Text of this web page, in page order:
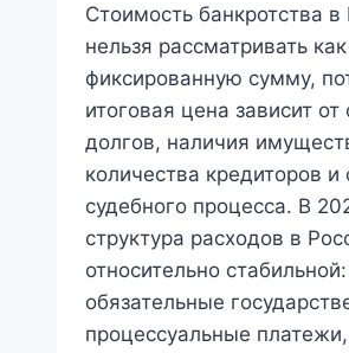
Стоимость банкротства
нельзя рассматривать как
фиксированную сумму,
итоговая цена зависит от
долгов, наличия
количества кредиторов и
судебного процесса. В
структура расходов в
относительно
обязательные
процессуальные